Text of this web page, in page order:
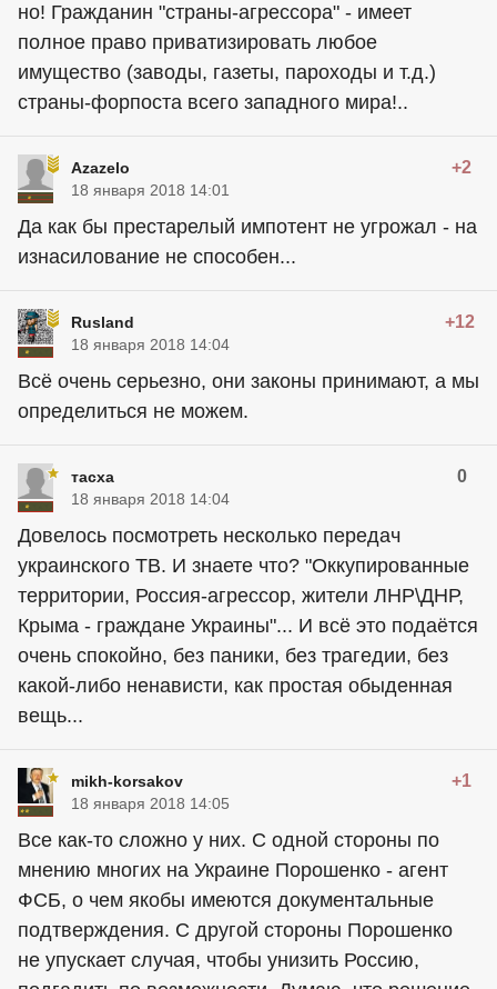
но! Гражданин "страны-агрессора" - имеет
полное право приватизировать любое
имущество (заводы, газеты, пароходы и т.д.)
страны-форпоста всего западного мира!..
Azazelo +2
18 января 2018 14:01
Да как бы престарелый импотент не угрожал - на
изнасилование не способен...
Rusland +12
18 января 2018 14:04
Всё очень серьезно, они законы принимают, а мы
определиться не можем.
тасха 0
18 января 2018 14:04
Довелось посмотреть несколько передач
украинского ТВ. И знаете что? "Оккупированные
территории, Россия-агрессор, жители ЛНР\ДНР,
Крыма - граждане Украины"... И всё это подаётся
очень спокойно, без паники, без трагедии, без
какой-либо ненависти, как простая обыденная
вещь...
mikh-korsakov +1
18 января 2018 14:05
Все как-то сложно у них. С одной стороны по
мнению многих на Украине Порошенко - агент
ФСБ, о чем якобы имеются документальные
подтверждения. С другой стороны Порошенко
не упускает случая, чтобы унизить Россию,